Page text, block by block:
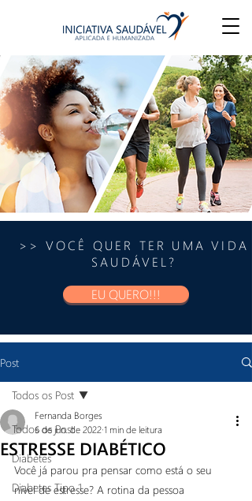
>> VOCÊ QUER TER UMA VIDA
SAUDÁVEL?
EU QUERO!!!
Post
Todos os Post
Diabetes
Diabetes Tipo 1
Todos os Post
ESTRESSE DIABÉTICO
Fernanda Borges
6 de jun. de 20221 min de leitura
Você já parou pra pensar como está o seu
nível de estresse? A rotina da pessoa